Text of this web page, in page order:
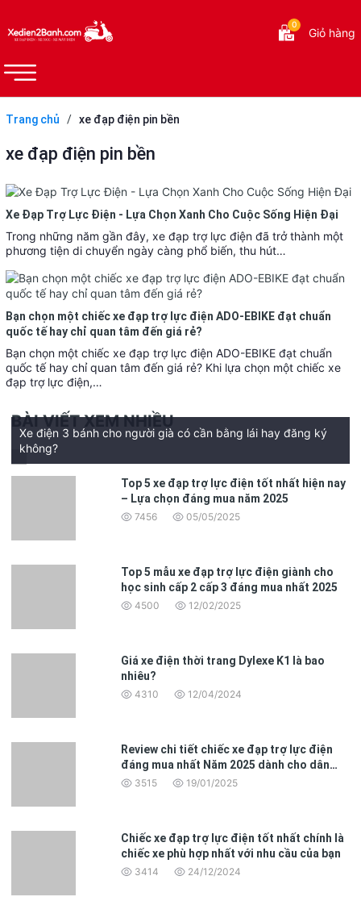
0
Giỏ hàng
Trang chủ / xe đạp điện pin bền
xe đạp điện pin bền
Xe Đạp Trợ Lực Điện - Lựa Chọn Xanh Cho Cuộc Sống Hiện Đại
Trong những năm gần đây, xe đạp trợ lực điện đã trở thành một
phương tiện di chuyển ngày càng phổ biến, thu hút…
Bạn chọn một chiếc xe đạp trợ lực điện ADO-EBIKE đạt chuẩn
quốc tế hay chỉ quan tâm đến giá rẻ?
Bạn chọn một chiếc xe đạp trợ lực điện ADO-EBIKE đạt chuẩn
quốc tế hay chỉ quan tâm đến giá rẻ? Khi lựa chọn một chiếc xe
đạp trợ lực điện,…
BÀI VIẾT XEM NHIỀU
Xe điện 3 bánh cho người già có cần bằng lái hay đăng ký
không?
Top 5 xe đạp trợ lực điện tốt nhất hiện nay
– Lựa chọn đáng mua năm 2025
7456 05/05/2025
Top 5 mẫu xe đạp trợ lực điện giành cho
học sinh cấp 2 cấp 3 đáng mua nhất 2025
4500 12/02/2025
Giá xe điện thời trang Dylexe K1 là bao
nhiêu?
4310 12/04/2024
Review chi tiết chiếc xe đạp trợ lực điện
đáng mua nhất Năm 2025 dành cho dân
văn phòng
3515 19/01/2025
Chiếc xe đạp trợ lực điện tốt nhất chính là
chiếc xe phù hợp nhất với nhu cầu của bạn
3414 24/12/2024